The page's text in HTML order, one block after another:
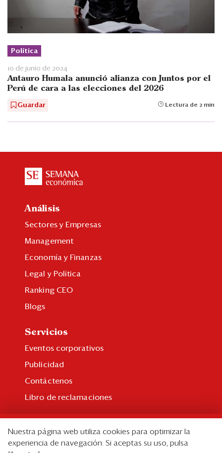
Política
10 de junio de 2024
Antauro Humala anunció alianza con Juntos por el
Perú de cara a las elecciones del 2026
Guardar Lectura de 2 min
Análisis
Sectores y Empresas
Management
Economía y Finanzas
Legal y Política
Ranking CEO
Blogs
Servicios
Eventos corporativos
Publicidad
Contáctenos
Libro de reclamaciones
Suscripción individual
Nuestra página web utiliza cookies para optimizar la
experiencia de navegación. Si aceptas su uso, pulsa